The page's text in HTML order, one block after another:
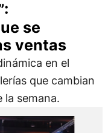
se
ventas
en el
que cambian
semana.